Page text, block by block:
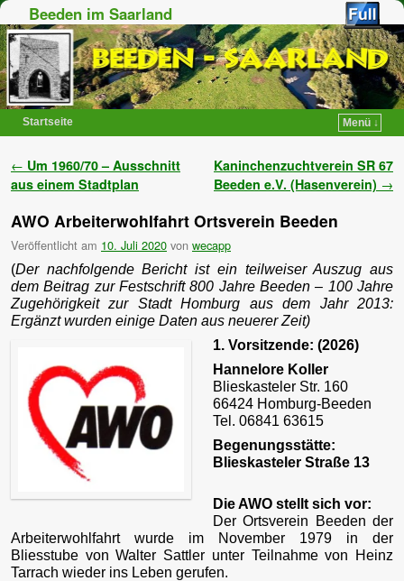
Beeden im Saarland
Startseite
Menü ↓
Artikelnavigation
← Um 1960/70 – Ausschnitt
aus einem Stadtplan
Kaninchenzuchtverein SR 67
Beeden e.V. (Hasenverein) →
AWO Arbeiterwohlfahrt Ortsverein Beeden
Veröffentlicht am 10. Juli 2020 von wecapp
(Der nachfolgende Bericht ist ein teilweiser Auszug aus
dem Beitrag zur Festschrift 800 Jahre Beeden – 100 Jahre
Zugehörigkeit zur Stadt Homburg aus dem Jahr 2013:
Ergänzt wurden einige Daten aus neuerer Zeit)
1. Vorsitzende: (2026)
Hannelore Koller
Blieskasteler Str. 160
66424 Homburg-Beeden
Tel. 06841 63615
Begenungsstätte:
Blieskasteler Straße 13
Die AWO stellt sich vor:
Der Ortsverein Beeden der
Arbeiterwohlfahrt wurde im November 1979 in der
Bliesstube von Walter Sattler unter Teilnahme von Heinz
Tarrach wieder ins Leben gerufen.